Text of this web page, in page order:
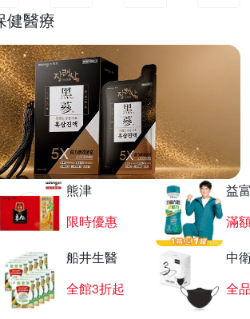
健醫療
熊津
限時優惠
益
滿
船井生醫
全館3折起
中
全